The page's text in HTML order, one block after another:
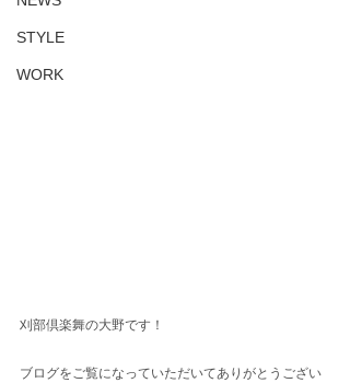
STYLE
WORK
刈部倶楽舞の大野です！
ブログをご覧になっていただいてありがとうござい